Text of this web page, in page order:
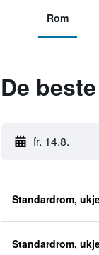
Rom
De
fr. 14.8.
Standardrom,
Standardrom,